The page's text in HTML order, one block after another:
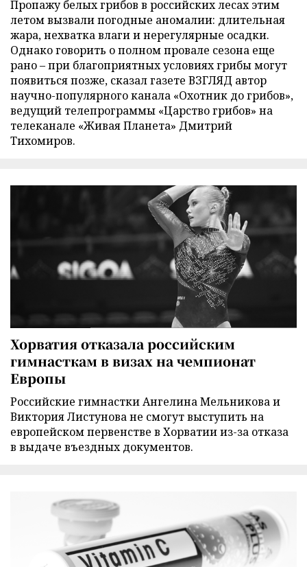
Пропажу белых грибов в российских лесах этим
летом вызвали погодные аномалии: длительная
жара, нехватка влаги и нерегулярные осадки.
Однако говорить о полном провале сезона еще
рано – при благоприятных условиях грибы могут
появиться позже, сказал газете ВЗГЛЯД автор
научно-популярного канала «Охотник до грибов»,
ведущий телепрограммы «Царство грибов» на
телеканале «Живая Планета» Дмитрий
Тихомиров.
Хорватия отказала российским
гимнасткам в визах на чемпионат
Европы
Российские гимнастки Ангелина Мельникова и
Виктория Листунова не смогут выступить на
европейском первенстве в Хорватии из-за отказа
в выдаче въездных документов.